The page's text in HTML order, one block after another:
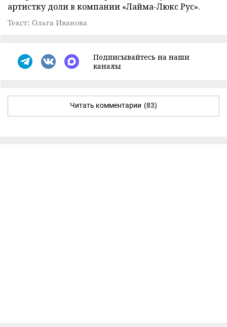
артистку доли в компании «Лайма-Люкс Рус».
Текст: Ольга Иванова
Подписывайтесь на наши
каналы
Читать комментарии (83)